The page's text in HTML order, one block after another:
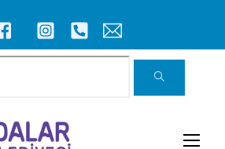
ICON
ICON
LABEL
ICON
LABEL
ICON
LABEL